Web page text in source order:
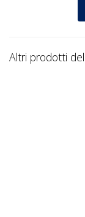
Altri prodotti